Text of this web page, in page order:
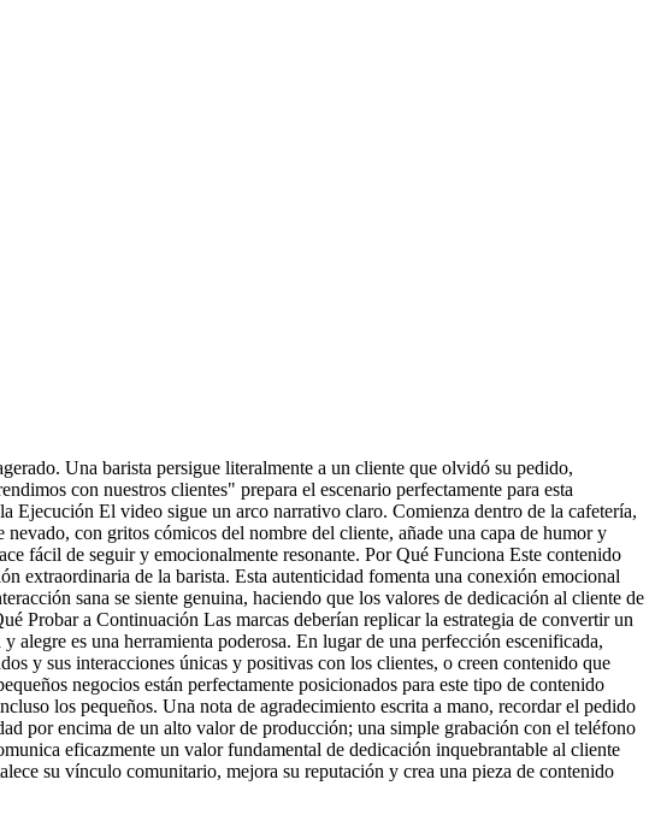
Una barista persigue literalmente a un cliente que olvidó su pedido,
con nuestros clientes" prepara el escenario perfectamente para esta
Ejecución El video sigue un arco narrativo claro. Comienza dentro de la cafetería,
con gritos cómicos del nombre del cliente, añade una capa de humor y
fácil de seguir y emocionalmente resonante. Por Qué Funciona Este contenido
extraordinaria de la barista. Esta autenticidad fomenta una conexión emocional
sana se siente genuina, haciendo que los valores de dedicación al cliente de
Probar a Continuación Las marcas deberían replicar la estrategia de convertir un
es una herramienta poderosa. En lugar de una perfección escenificada,
y sus interacciones únicas y positivas con los clientes, o creen contenido que
negocios están perfectamente posicionados para este tipo de contenido
los pequeños. Una nota de agradecimiento escrita a mano, recordar el pedido
por encima de un alto valor de producción; una simple grabación con el teléfono
eficazmente un valor fundamental de dedicación inquebrantable al cliente
su vínculo comunitario, mejora su reputación y crea una pieza de contenido